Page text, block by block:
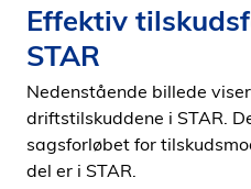
Effektiv
STAR
Nedenstående billede
driftstilskuddene i STAR.
sagsforløbet for
del er i STAR.